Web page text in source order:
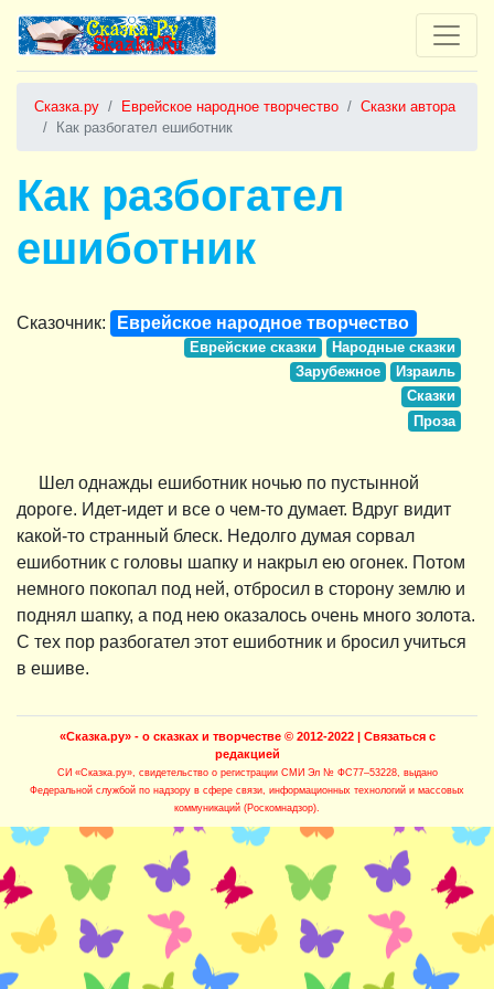
Сказка.ру Еврейское народное творчество
Сказки автора
Как разбогател ешиботник
Как разбогател
ешиботник
Сказочник: Еврейское народное творчество
Еврейские сказки
Народные сказки
Зарубежное
Израиль
Сказки
Проза
Шел однажды ешиботник ночью по пустынной
дороге. Идет-идет и все о чем-то думает. Вдруг видит
какой-то странный блеск. Недолго думая сорвал
ешиботник с головы шапку и накрыл ею огонек. Потом
немного покопал под ней, отбросил в сторону землю и
поднял шапку, а под нею оказалось очень много золота.
С тех пор разбогател этот ешиботник и бросил учиться
в ешиве.
«Сказка.ру» - о сказках и творчестве© 2012-2022 | Связаться с
редакцией
СИ «Сказка.ру», свидетельство о регистрации СМИ Эл № ФС77–53228, выдано
Федеральной службой по надзору в сфере связи, информационных технологий и массовых
коммуникаций (Роскомнадзор).